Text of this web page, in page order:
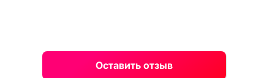
Оставить отзыв